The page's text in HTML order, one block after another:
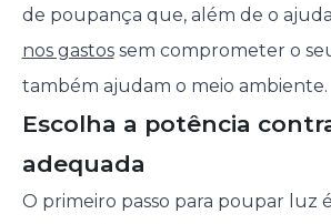
de poupança que, além de o
nos gastossem comprometer o
também ajudam o meio ambiente.
Escolha a potência
adequada
O primeiro passo para poupar luz